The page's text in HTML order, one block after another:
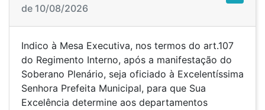
de 10/08/2026
Indico à Mesa Executiva, nos termos do art.107
do Regimento Interno, após a manifestação do
Soberano Plenário, seja oficiado à Excelentíssima
Senhora Prefeita Municipal, para que Sua
Excelência determine aos departamentos